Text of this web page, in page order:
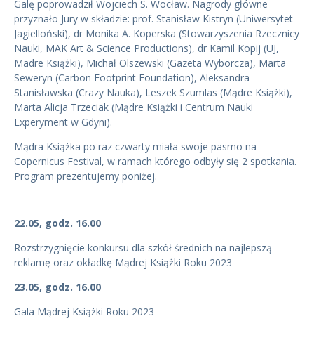
Galę poprowadził Wojciech S. Wocław. Nagrody główne
przyznało Jury w składzie: prof. Stanisław Kistryn (Uniwersytet
Jagielloński), dr Monika A. Koperska (Stowarzyszenia Rzecznicy
Nauki, MAK Art & Science Productions), dr Kamil Kopij (UJ,
Madre Książki), Michał Olszewski (Gazeta Wyborcza), Marta
Seweryn (Carbon Footprint Foundation), Aleksandra
Stanisławska (Crazy Nauka), Leszek Szumlas (Mądre Książki),
Marta Alicja Trzeciak (Mądre Książki i Centrum Nauki
Experyment w Gdyni).
Mądra Książka po raz czwarty miała swoje pasmo na
Copernicus Festival, w ramach którego odbyły się 2 spotkania.
Program prezentujemy poniżej.
22.05, godz. 16.00
Rozstrzygnięcie konkursu dla szkół średnich na najlepszą
reklamę oraz okładkę Mądrej Książki Roku 2023
23.05, godz. 16.00
Gala Mądrej Książki Roku 2023